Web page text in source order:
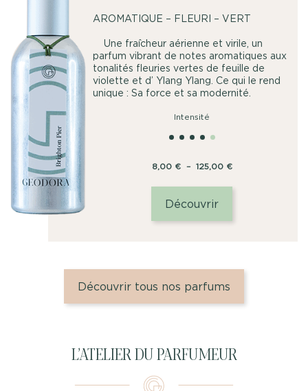
AROMATIQUE – FLEURI – VERT
Une fraîcheur aérienne et virile, un
parfum vibrant de notes aromatiques aux
tonalités fleuries vertes de feuille de
violette et d’ Ylang Ylang. Ce qui le rend
unique : Sa force et sa modernité.
Intensité
8,00€ – 125,00€Plage
Découvrir
Découvrir tous nos parfums
L’ATELIER DU PARFUMEUR